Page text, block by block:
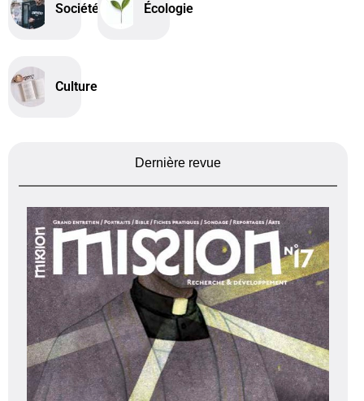
Société Écologie
Culture
Dernière revue